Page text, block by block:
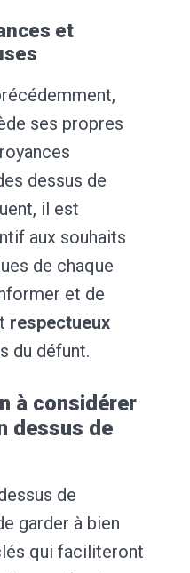
et
ses propres
dessus de
il est
aux souhaits
de chaque
et de
respectueux
du défunt.
à considérer
dessus de
de
garder à bien
qui faciliteront